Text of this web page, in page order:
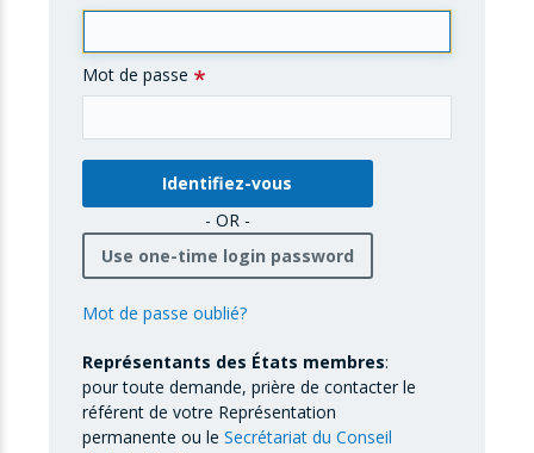
Mot de passe
- OR -
Use one-time login password
Mot de passe oublié?
Représentants des États membres:
pour toute demande, prière de contacter le
référent de votre Représentation
permanente ou le Secrétariat du Conseil